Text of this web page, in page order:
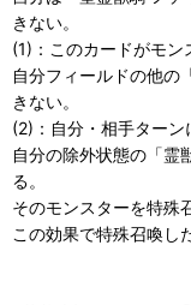
きない。
(1)：このカードがモン
自分フィールドの他の
きない。
(2)：自分・相手ターン
自分の除外状態の「霊
る。
そのモンスターを特殊
この効果で特殊召喚し